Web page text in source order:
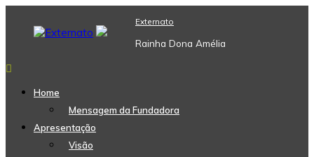
content
Externato
Rainha Dona Amélia
Home
Mensagem da Fundadora
Apresentação
Visão